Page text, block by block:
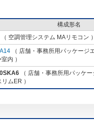
構成形名
（ 空調管理システム MAリモコン ）
（ 店舗・事務所用パッケージ
内 ）
（ 店舗・事務所用パッケ
ムER ）